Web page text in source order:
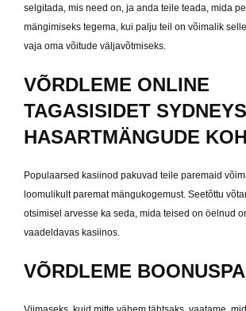
selgitada, mis need on, ja anda teile teada, mida
mängimiseks tegema, kui palju teil on võimalik
vaja oma võitude väljavõtmiseks.
VÕRDLEME ONLINE
TAGASISIDET
HASARTMÄNGUDE
Populaarsed kasiinod pakuvad teile paremaid
loomulikult paremat mängukogemust. Seetõttu
otsimisel arvesse ka seda, mida teised on öelnud
vaadeldavas kasiinos.
VÕRDLEME